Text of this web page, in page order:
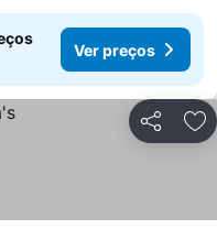
Ver preços
Partilhar